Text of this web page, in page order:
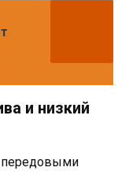
и низкий
передовыми